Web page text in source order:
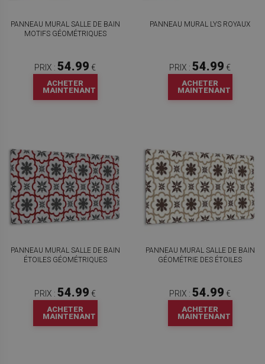
PANNEAU MURAL SALLE DE BAIN
MOTIFS GÉOMÉTRIQUES
PRIX : 54.99 €
ACHETER
MAINTENANT
PANNEAU MURAL LYS ROYAUX
PRIX : 54.99 €
ACHETER
MAINTENANT
PANNEAU MURAL SALLE DE BAIN
ÉTOILES GÉOMÉTRIQUES
PRIX : 54.99 €
ACHETER
MAINTENANT
PANNEAU MURAL SALLE DE BAIN
GÉOMÉTRIE DES ÉTOILES
PRIX : 54.99 €
ACHETER
MAINTENANT